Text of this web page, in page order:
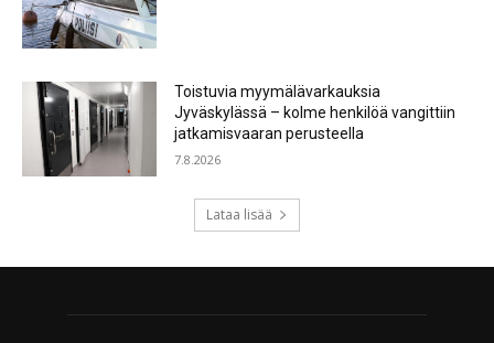
Toistuvia myymälävarkauksia
Jyväskylässä – kolme henkilöä vangittiin
jatkamisvaaran perusteella
7.8.2026
Lataa lisää